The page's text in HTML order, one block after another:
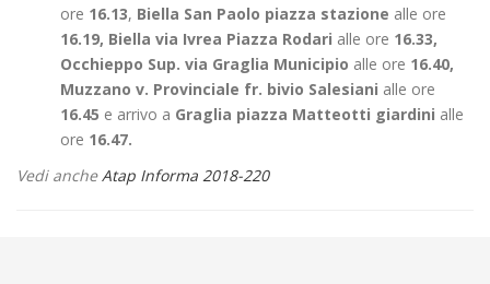
ore 16.13, Biella San Paolo piazza stazione alle ore
16.19, Biella via Ivrea Piazza Rodari alle ore 16.33,
Occhieppo Sup. via Graglia Municipio alle ore 16.40,
Muzzano v. Provinciale fr. bivio Salesiani alle ore
16.45 e arrivo a Graglia piazza Matteotti giardini alle
ore 16.47.
Vedi ancheAtap Informa 2018-220